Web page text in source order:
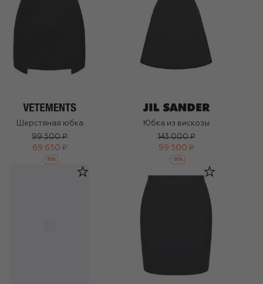
Шерстяная юбка
99 500 ₽
69 650 ₽
-30%
Юбка из вискозы
143 000 ₽
99 500 ₽
-30%